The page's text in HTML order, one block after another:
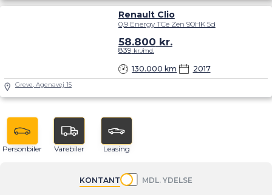
Renault Clio
0,9 Energy TCe Zen 90HK 5d
130.000 km 2017
58.800 kr.
839 kr./md.
Greve, Agenavej 15
Personbiler Varebiler Leasing
KONTANT MDL. YDELSE